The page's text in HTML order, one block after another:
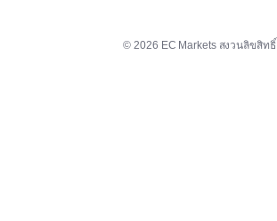
© 2026 EC Markets สงวนลิขสิทธิ์